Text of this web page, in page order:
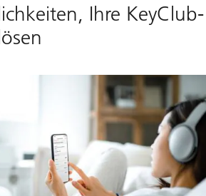
Ihre KeyClub-